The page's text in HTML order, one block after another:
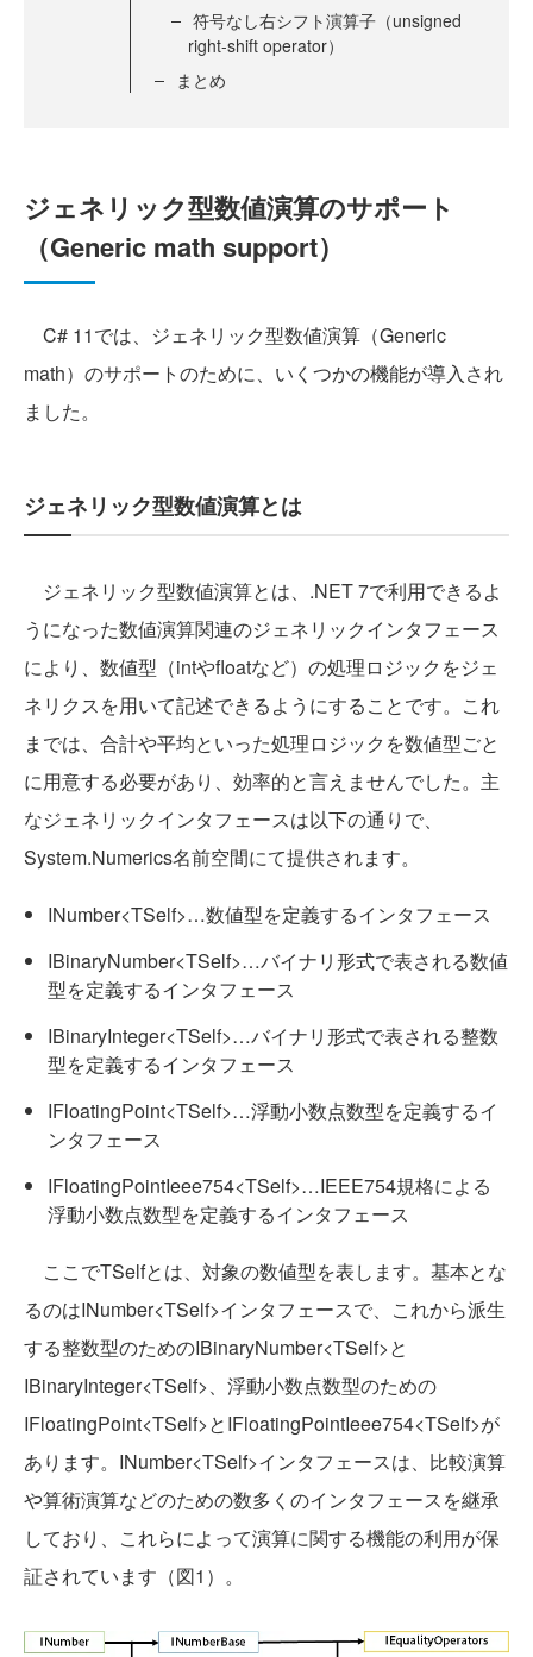
符号なし右シフト演算子（unsigned
right-shift operator）
まとめ
ジェネリック型数値演算のサポート
（Generic math support）
C# 11では、ジェネリック型数値演算（Generic
math）のサポートのために、いくつかの機能が導入され
ました。
ジェネリック型数値演算とは
ジェネリック型数値演算とは、.NET 7で利用できるよ
うになった数値演算関連のジェネリックインタフェース
により、数値型（intやfloatなど）の処理ロジックをジェ
ネリクスを用いて記述できるようにすることです。これ
までは、合計や平均といった処理ロジックを数値型ごと
に用意する必要があり、効率的と言えませんでした。主
なジェネリックインタフェースは以下の通りで、
System.Numerics名前空間にて提供されます。
INumber<TSelf>…数値型を定義するインタフェース
IBinaryNumber<TSelf>…バイナリ形式で表される数値
型を定義するインタフェース
IBinaryInteger<TSelf>…バイナリ形式で表される整数
型を定義するインタフェース
IFloatingPoint<TSelf>…浮動小数点数型を定義するイ
ンタフェース
IFloatingPointIeee754<TSelf>…IEEE754規格による
浮動小数点数型を定義するインタフェース
ここでTSelfとは、対象の数値型を表します。基本とな
るのはINumber<TSelf>インタフェースで、これから派生
する整数型のためのIBinaryNumber<TSelf>と
IBinaryInteger<TSelf>、浮動小数点数型のための
IFloatingPoint<TSelf>とIFloatingPointIeee754<TSelf>が
あります。INumber<TSelf>インタフェースは、比較演算
や算術演算などのための数多くのインタフェースを継承
しており、これらによって演算に関する機能の利用が保
証されています（図1）。